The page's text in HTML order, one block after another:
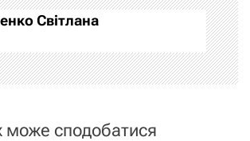
Світлана
може сподобатися